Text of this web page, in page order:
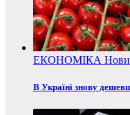
ЕКОНОМІКА
В Україні знову